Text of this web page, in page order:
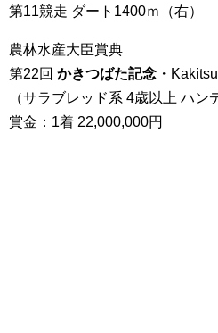
第11競走 ダート1400ｍ（右）
農林水産大臣賞典
第22回 かきつばた記念 ・
（サラブレッド系 4歳以上 ハン
賞金：1着 22,000,000円